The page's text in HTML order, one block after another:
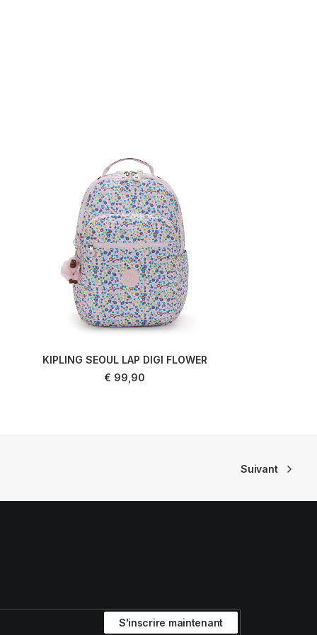
KIPLING SEOUL LAP DIGI FLOWER
€ 99,90
Suivant